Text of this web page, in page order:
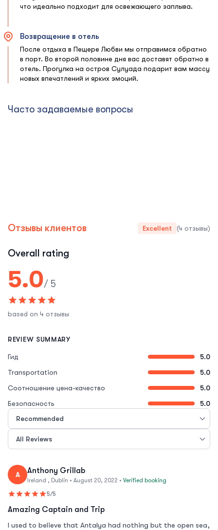
что идеально подходит для освежающего заплыва.
Возвращение в отель
После отдыха в Пещере Любви мы отправимся обратно
в порт. Во второй половине дня вас доставят обратно в
отель. Прогулка на остров Сулуада подарит вам массу
новых впечатлений и ярких эмоций.
Часто задаваемые вопросы
Отзывы клиентов Excellent (4 отзывы)
Overall rating
5.0/ 5
based on 4 отзывы
REVIEW SUMMARY
Гид
5.0
Transportation
5.0
Соотношение цена-качество
5.0
Безопасность
5.0
A Anthony Grillab
Ireland , Dublin • August 20, 2022 • Verified booking
5/5
Amazing Captain and Trip
I used to believe that Antalya had nothing but the open sea,